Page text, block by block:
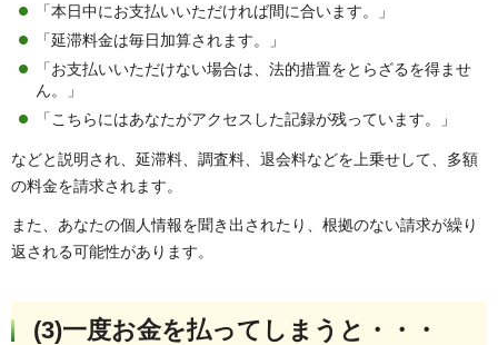
「本日中にお支払いいただければ間に合います。」
「延滞料金は毎日加算されます。」
「お支払いいただけない場合は、法的措置をとらざるを得ませ
ん。」
「こちらにはあなたがアクセスした記録が残っています。」
などと説明され、延滞料、調査料、退会料などを上乗せして、多額
の料金を請求されます。
また、あなたの個人情報を聞き出されたり、根拠のない請求が繰り
返される可能性があります。
(3)一度お金を払ってしまうと・・・